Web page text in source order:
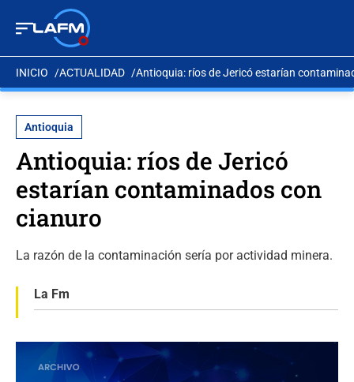
INICIO ACTUALIDAD Antioquia: ríos de Jericó estarían
Antioquia
Antioquia: ríos de Jericó
estarían contaminados con
cianuro
La razón de la contaminación sería por actividad minera.
La Fm